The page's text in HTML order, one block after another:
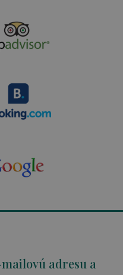
adresu a